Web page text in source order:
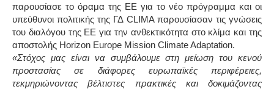
παρουσίασε το όραμα της ΕΕ για το νέο πρόγραμμα και οι
υπεύθυνοι πολιτικής της ΓΔ CLIMA παρουσίασαν τις γνώσεις
του διαλόγου της ΕΕ για την ανθεκτικότητα στο κλίμα και της
αποστολής Horizon Europe Mission Climate Adaptation.
«Στόχος μας είναι να συμβάλουμε στη μείωση του κενού
προστασίας σε διάφορες ευρωπαϊκές περιφέρειες,
τεκμηριώνοντας βέλτιστες πρακτικές και δοκιμάζοντας